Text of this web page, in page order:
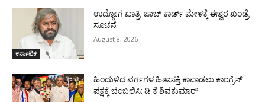
ಕರ್ನಾಟಕ
ಉದ್ಯೋಗ ಖಾತ್ರಿ: ಜಾಬ್ ಕಾರ್ಡ್ ಮೇಳಕ್ಕೆ ಈಶ್ವರ ಖಂಡ್ರೆ
ಸೂಚನೆ
August 8, 2026
ಹಿಂದುಳಿದ ವರ್ಗಗಳ ಹಿತಾಸಕ್ತಿ ಕಾಪಾಡಲು ಕಾಂಗ್ರೆಸ್
ಪಕ್ಷಕ್ಕೆ ಬೆಂಬಲಿಸಿ: ಡಿ ಕೆ ಶಿವಕುಮಾರ್